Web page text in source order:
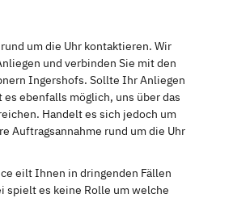
um die Uhr kontaktieren. Wir
und verbinden Sie mit den
Ingershofs. Sollte Ihr Anliegen
ebenfalls möglich, uns über das
Handelt es sich jedoch um
Auftragsannahme rund um die Uhr
eilt Ihnen in dringenden Fällen
spielt es keine Rolle um welche